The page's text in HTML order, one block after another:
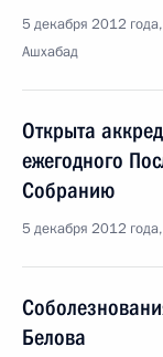
5 декабря 2012
Ашхабад
Открыта
ежегодного
Собранию
5 декабря 2012
Белова